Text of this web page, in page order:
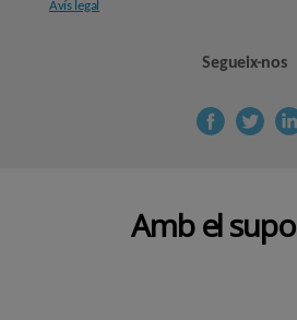
Avís legal
Segueix-nos
Amb el